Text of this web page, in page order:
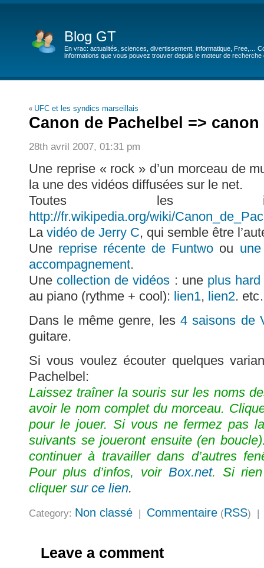
Blog GT
En vrac: actualités, sciences, divertissement, informatique, Free,…
informations que vous pouvez trouver depuis le moteur de recherche
« UFC et les syndics marseillais
Canon de Pachelbel =>
28th avril 2007, 01:31 pm
Une reprise « rock » d’un morceau de
la une des vidéos diffusées sur le net.
Toutes les
http://fr.wikipedia.org/wiki/
La vidéo de Jerry C, qui semble être
Une reprise récente de Funtwo ou
accompagnement.
Une collection de vidéos : une plus hard
au piano (rythme + cool): lien1, lien2.
Dans le même genre, les4 saisons de
guitare.
Si vous voulez écouter quelques
Pachelbel:
Laissez traîner la souris sur les noms
avoir le nom complet du morceau.
pour le jouer. Si vous ne fermez pas
suivants se joueront ensuite (en
continuer à travailler dans d’autres
Pour plus d’infos, voir Box.net. Si rien
cliquer sur ce lien.
Category: Non classé | Commentaire (RSS)
Leave a comment